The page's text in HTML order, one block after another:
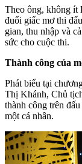
Theo ông, không ít
đuổi giấc mơ thi
gian, thu nhập và
sức cho cuộc thi.
Thành công của
Phát biểu tại
Thị Khánh, Chủ
thành công trên
một cá nhân.